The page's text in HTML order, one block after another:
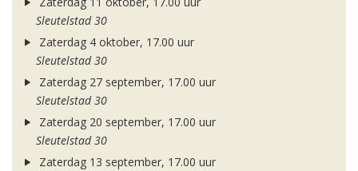
Sleutelstad 30
Zaterdag 4 oktober, 17.00 uur
Sleutelstad 30
Zaterdag 27 september, 17.00 uur
Sleutelstad 30
Zaterdag 20 september, 17.00 uur
Sleutelstad 30
Zaterdag 13 september, 17.00 uur